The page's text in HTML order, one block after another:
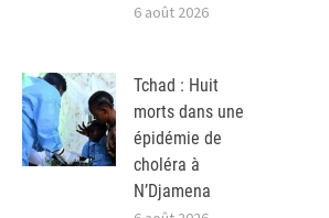
6 août 2026
Tchad : Huit
morts dans une
épidémie de
choléra à
N’Djamena